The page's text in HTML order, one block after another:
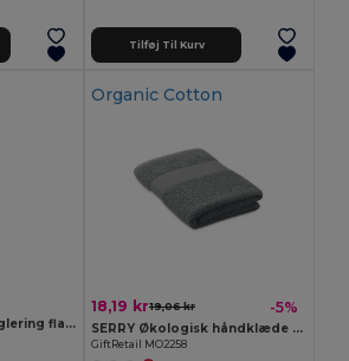
Tilføj Til Kurv
COLOUR TWICES Nøglering flaskeåbner
Organic Cotton
18,19 kr19,06 kr -5%
SERRY Økologisk håndklæde 50x30 cm
GiftRetail MO2258